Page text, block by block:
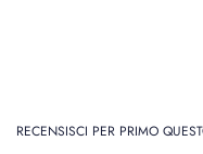
RECENSISCI PER PRIMO